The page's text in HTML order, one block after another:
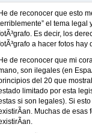
He de reconocer que esto
el tema legal
Es decir, los
a hacer fotos
He de reconocer que mi
son ilegales (en
del 20 que
limitado por esta
si son legales). Si
Muchas de esas